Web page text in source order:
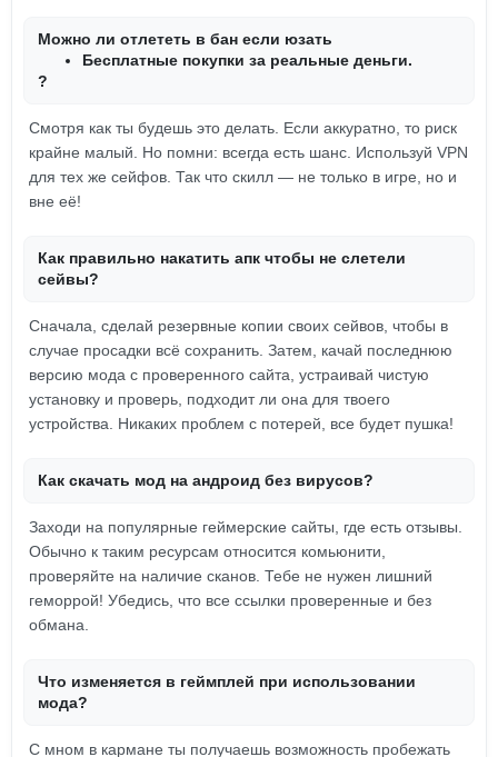
Можно ли отлететь в бан если юзать
Бесплатные покупки за реальные деньги.
?
Смотря как ты будешь это делать. Если аккуратно, то риск
крайне малый. Но помни: всегда есть шанс. Используй VPN
для тех же сейфов. Так что скилл — не только в игре, но и
вне её!
Как правильно накатить апк чтобы не слетели
сейвы?
Сначала, сделай резервные копии своих сейвов, чтобы в
случае просадки всё сохранить. Затем, качай последнюю
версию мода с проверенного сайта, устраивай чистую
установку и проверь, подходит ли она для твоего
устройства. Никаких проблем с потерей, все будет пушка!
Как скачать мод на андроид без вирусов?
Заходи на популярные геймерские сайты, где есть отзывы.
Обычно к таким ресурсам относится комьюнити,
проверяйте на наличие сканов. Тебе не нужен лишний
геморрой! Убедись, что все ссылки проверенные и без
обмана.
Что изменяется в геймплей при использовании
мода?
С мном в кармане ты получаешь возможность пробежать